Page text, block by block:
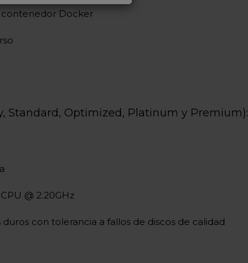
contenedor Docker
Standard, Optimized, Platinum y Premium):
@ 2.20GHz
con tolerancia a fallos de discos de calidad